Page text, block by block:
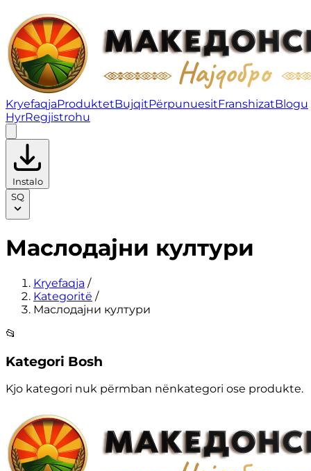
Маслодајни култури | Fruity
KryefaqjaProduktetBujqitPërpunuesitFranshizatBlogu
HyrRegjistrohu
Instalo
SQ
Маслодајни култури
Kryefaqja /
Kategoritë /
Маслодајни култури
📂
Kategori Bosh
Kjo kategori nuk përmban nënkategori ose produkte.